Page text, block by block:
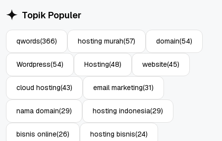
Topik Populer
qwords(366) hosting murah(57) domain(54)
Wordpress(54) Hosting(48) website(45)
cloud hosting(43) email marketing(31)
nama domain(29) hosting indonesia(29)
bisnis online(26) hosting bisnis(24)